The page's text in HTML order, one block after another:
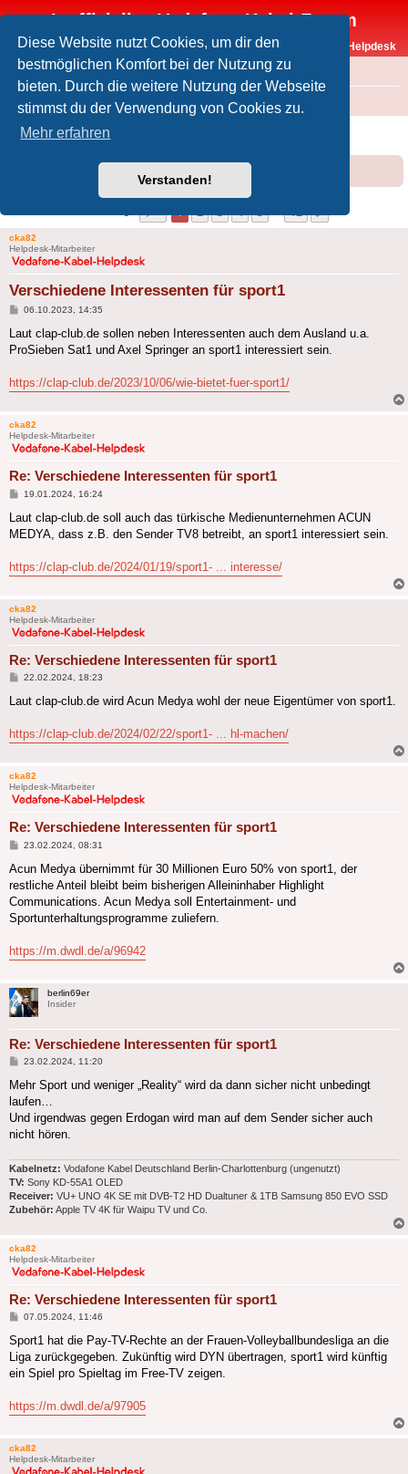
Diese Website nutzt Cookies, um dir den
bestmöglichen Komfort bei der Nutzung zu
bieten. Durch die weitere Nutzung der Webseite
stimmst du der Verwendung von Cookies zu.
Mehr erfahren
Verstanden!
Inoffizielles Vodafone-Kabel-Forum
Vodafone-Kabel-Helpdesk
FAQ
Foren-Übersicht Offtopic
Verschiedene Interessenten für sport1
1 2 3 4 5 12 Nächste
cka82
Helpdesk-Mitarbeiter
Verschiedene Interessenten für sport1
Beitrag
06.10.2023, 14:35
Laut clap-club.de sollen neben Interessenten auch dem Ausland u.a.
ProSieben Sat1 und Axel Springer an sport1 interessiert sein.
https://clap-club.de/2023/10/06/wie-bietet-fuer-sport1/
cka82
Helpdesk-Mitarbeiter
Re: Verschiedene Interessenten für sport1
Beitrag
19.01.2024, 16:24
Laut clap-club.de soll auch das türkische Medienunternehmen ACUN
MEDYA, dass z.B. den Sender TV8 betreibt, an sport1 interessiert sein.
https://clap-club.de/2024/01/19/sport1- ... interesse/
cka82
Helpdesk-Mitarbeiter
Re: Verschiedene Interessenten für sport1
Beitrag
22.02.2024, 18:23
Laut clap-club.de wird Acun Medya wohl der neue Eigentümer von sport1.
https://clap-club.de/2024/02/22/sport1- ... hl-machen/
cka82
Helpdesk-Mitarbeiter
Re: Verschiedene Interessenten für sport1
Beitrag
23.02.2024, 08:31
Acun Medya übernimmt für 30 Millionen Euro 50% von sport1, der
restliche Anteil bleibt beim bisherigen Alleininhaber Highlight
Communications. Acun Medya soll Entertainment- und
Sportunterhaltungsprogramme zuliefern.
https://m.dwdl.de/a/96942
berlin69er
Insider
Re: Verschiedene Interessenten für sport1
Beitrag
23.02.2024, 11:20
Mehr Sport und weniger „Reality“ wird da dann sicher nicht unbedingt
laufen…
Und irgendwas gegen Erdogan wird man auf dem Sender sicher auch
nicht hören.
Kabelnetz: Vodafone Kabel Deutschland Berlin-Charlottenburg (ungenutzt)
TV: Sony KD-55A1 OLED
Receiver: VU+ UNO 4K SE mit DVB-T2 HD Dualtuner & 1TB Samsung 850 EVO SSD
Zubehör: Apple TV 4K für Waipu TV und Co.
cka82
Helpdesk-Mitarbeiter
Re: Verschiedene Interessenten für sport1
Beitrag
07.05.2024, 11:46
Sport1 hat die Pay-TV-Rechte an der Frauen-Volleyballbundesliga an die
Liga zurückgegeben. Zukünftig wird DYN übertragen, sport1 wird künftig
ein Spiel pro Spieltag im Free-TV zeigen.
https://m.dwdl.de/a/97905
cka82
Helpdesk-Mitarbeiter